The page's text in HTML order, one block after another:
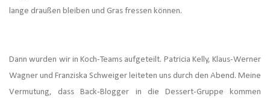
lange draußen bleiben und Gras fressen können.
Dann wurden wir in Koch-Teams aufgeteilt. Patricia Kelly, Klaus-Werner
Wagner und Franziska Schweiger leiteten uns durch den Abend. Meine
Vermutung, dass Back-Blogger in die Dessert-Gruppe kommen